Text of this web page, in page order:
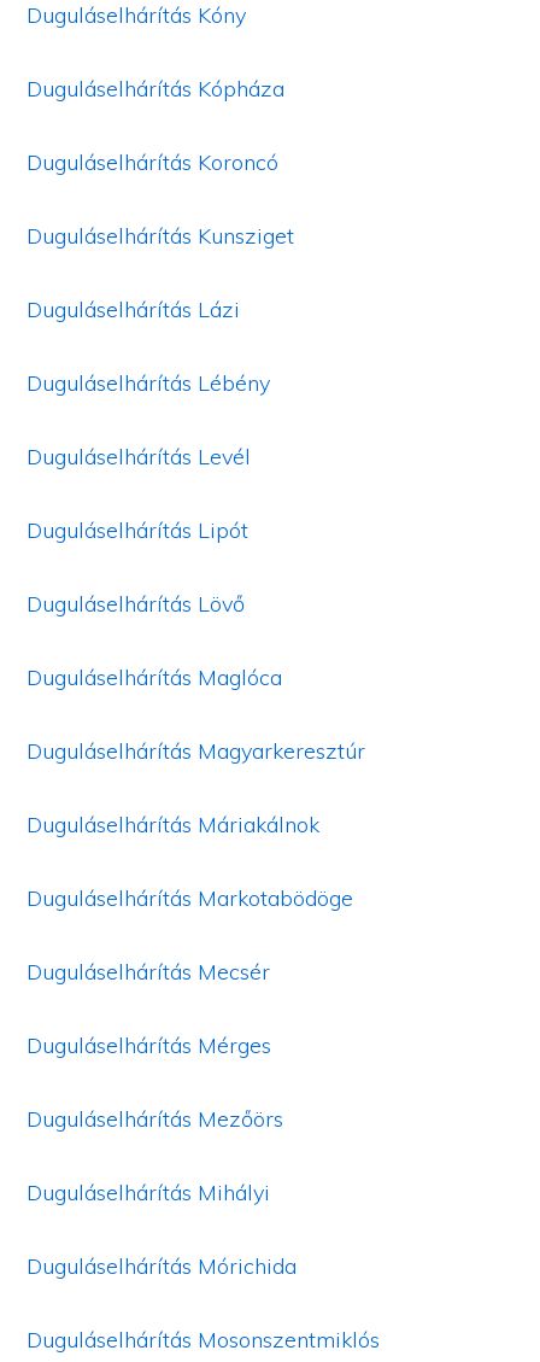
Duguláselhárítás Kóny
Duguláselhárítás Kópháza
Duguláselhárítás Koroncó
Duguláselhárítás Kunsziget
Duguláselhárítás Lázi
Duguláselhárítás Lébény
Duguláselhárítás Levél
Duguláselhárítás Lipót
Duguláselhárítás Lövő
Duguláselhárítás Maglóca
Duguláselhárítás Magyarkeresztúr
Duguláselhárítás Máriakálnok
Duguláselhárítás Markotabödöge
Duguláselhárítás Mecsér
Duguláselhárítás Mérges
Duguláselhárítás Mezőörs
Duguláselhárítás Mihályi
Duguláselhárítás Mórichida
Duguláselhárítás Mosonszentmiklós